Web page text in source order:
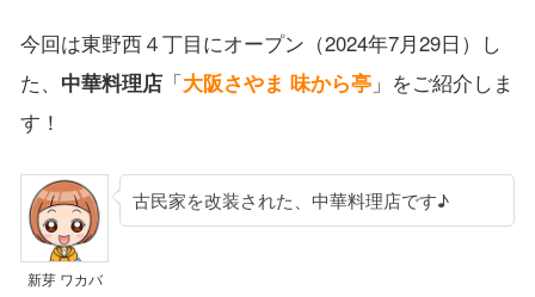
今回は東野西４丁目にオープン（2024年7月29日）し
た、 中華料理店「大阪さやま 味から亭」をご紹介しま
す！
新芽 ワカバ
古民家を改装された、中華料理店です♪